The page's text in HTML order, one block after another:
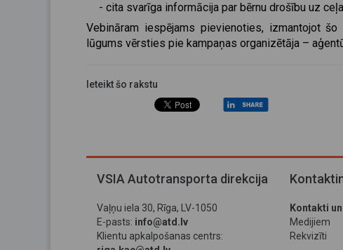
- cita svarīga informācija par bērnu drošību uz
Vebināram iespējams pievienoties, izmantojot
lūgums vērsties pie kampaņas organizētāja –
Ieteikt šo rakstu
VSIA Autotransporta direkcija
Vaļņu iela 30, Rīga, LV-1050
E-pasts: info@atd.lv
Klientu apkalpošanas centrs:
Kontakti
Medijiem
Rekvizīti